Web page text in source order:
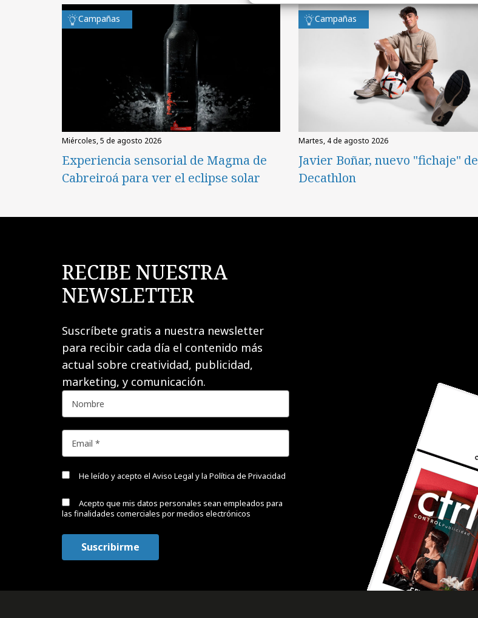
Campañas
miércoles, 5 de agosto 2026
Experiencia sensorial de Magma de
Cabreiroá para ver el eclipse solar
Campañas
martes, 4 de agosto 2026
Javier Boñar, nuevo "fichaje" de
Decathlon
RECIBE NUESTRA
NEWSLETTER
Suscríbete gratis a nuestra newsletter
para recibir cada día el contenido más
actual sobre creatividad, publicidad,
marketing, y comunicación.
He leído y acepto el Aviso Legal y la Política de Privacidad
Acepto que mis datos personales sean empleados para
las finalidades comerciales por medios electrónicos